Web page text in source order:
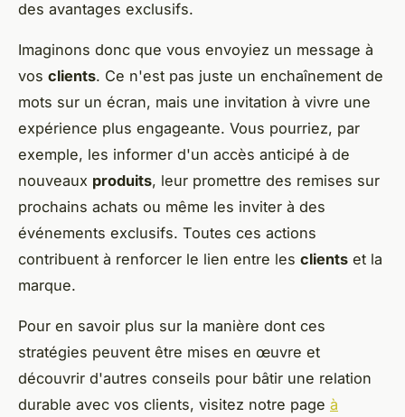
des avantages exclusifs.
Imaginons donc que vous envoyiez un message à
vos clients. Ce n'est pas juste un enchaînement de
mots sur un écran, mais une invitation à vivre une
expérience plus engageante. Vous pourriez, par
exemple, les informer d'un accès anticipé à de
nouveaux produits, leur promettre des remises sur
prochains achats ou même les inviter à des
événements exclusifs. Toutes ces actions
contribuent à renforcer le lien entre les clients et la
marque.
Pour en savoir plus sur la manière dont ces
stratégies peuvent être mises en œuvre et
découvrir d'autres conseils pour bâtir une relation
durable avec vos clients, visitez notre page à